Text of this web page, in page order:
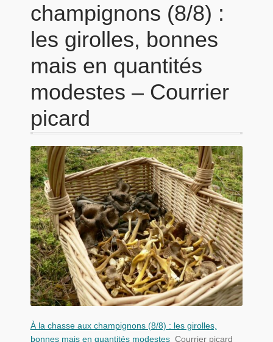
champignons (8/8) :
les girolles, bonnes
mais en quantités
modestes – Courrier
picard
À la chasse aux champignons (8/8) : les girolles,
bonnes mais en quantités modestes Courrier picard